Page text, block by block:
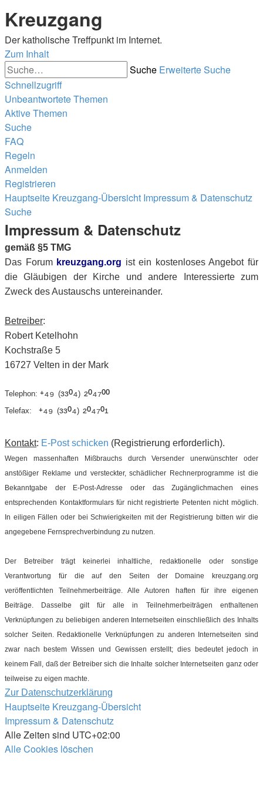
Kreuzgang
Der katholische Treffpunkt im Internet.
Zum Inhalt
Suche Erweiterte Suche
Schnellzugriff
Unbeantwortete Themen
Aktive Themen
Suche
FAQ
Regeln
Anmelden
Registrieren
Hauptseite Kreuzgang-Übersicht Impressum & Datenschutz
Suche
Impressum & Datenschutz
gemäß §5 TMG
Das Forum kreuzgang.org ist ein kostenloses Angebot für
die Gläubigen der Kirche und andere Interessierte zum
Zweck des Austauschs untereinander.
Betreiber:
Robert Ketelhohn
Kochstraße 5
16727 Velten in der Mark
Telephon: ⁺⁴⁹ (³³⁰⁴) ²⁰⁴⁷⁰⁰
Telefax: ⁺⁴⁹ (³³⁰⁴) ²⁰⁴⁷⁰¹
Kontakt: E-Post schicken (Registrierung erforderlich).
Wegen massenhaften Mißbrauchs durch Versender unerwünschter oder
anstößiger Reklame und versteckter, schädlicher Rechnerprogramme ist die
Bekanntgabe der E-Post-Adresse oder das Zugänglichmachen eines
entsprechenden Kontaktformulars für nicht registrierte Petenten nicht möglich.
In eiligen Fällen oder bei Schwierigkeiten mit der Registrierung bitten wir die
angegebene Fernsprechverbindung zu nutzen.
Der Betreiber trägt keinerlei inhaltliche, redaktionelle oder sonstige
Verantwortung für die auf den Seiten der Domaine kreuzgang.org
veröffentlichten Teilnehmerbeiträge. Alle Autoren haften für ihre eigenen
Beiträge. Dasselbe gilt für alle in Teilnehmerbeiträgen enthaltenen
Verknüpfungen zu beliebigen anderen Internetseiten einschließlich des Inhalts
solcher Seiten. Redaktionelle Verknüpfungen zu anderen Internetseiten sind
zwar nach bestem Wissen und Gewissen erstellt; dies bedeutet jedoch in
keinem Fall, daß der Betreiber sich die Inhalte solcher Internetseiten ganz oder
teilweise zu eigen machte.
Zur Datenschutzerklärung
Hauptseite Kreuzgang-Übersicht
Impressum & Datenschutz
Alle Zeiten sind UTC+02:00
Alle Cookies löschen